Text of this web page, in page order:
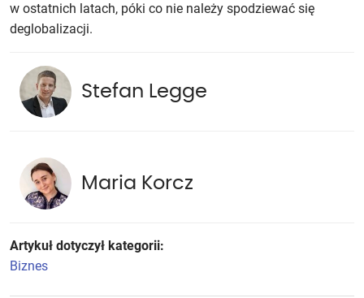
w ostatnich latach, póki co nie należy spodziewać się
deglobalizacji.
Stefan Legge
Maria Korcz
Artykuł dotyczył kategorii:
Biznes